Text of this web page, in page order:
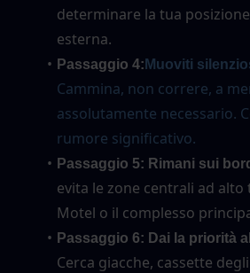
determinare la tua
esterna.
Passaggio 4: Muoviti
Cammina, non correre, a
assolutamente necessario.
rumore significativo.
Passaggio 5: Rimani sui
evita le zone centrali ad
Motel o il complesso
Passaggio 6: Dai la priorità
Cerca giacche, cassette